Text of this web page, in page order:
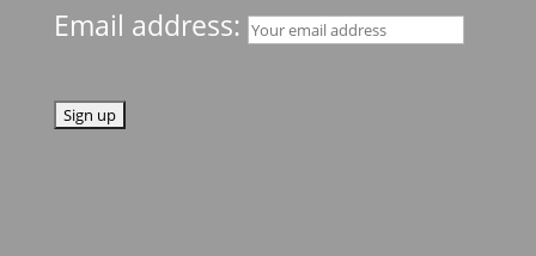
Email address: